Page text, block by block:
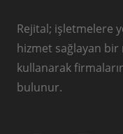
Rejital; işletmelere
hizmet sağlayan bir
kullanarak
bulunur.